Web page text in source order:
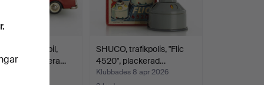
leksaksbil,
rödlackera…
SHUCO, trafikpolis, "Flic
4520", plackerad…
Klubbades 8 apr 2026